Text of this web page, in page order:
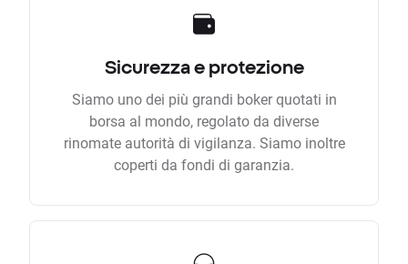
Sicurezza e protezione
Siamo uno dei più grandi boker quotati in
borsa al mondo, regolato da diverse
rinomate autorità di vigilanza. Siamo inoltre
coperti da fondi di garanzia.